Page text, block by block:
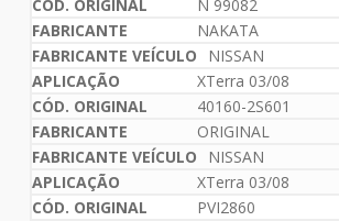
N 99082
NAKATA
NISSAN
XTerra 03/08
40160-2S601
ORIGINAL
NISSAN
XTerra 03/08
PVI2860